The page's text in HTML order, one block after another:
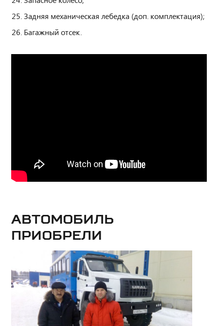
Задняя механическая лебедка (доп. комплектация);
Багажный отсек.
Автомобиль
приобрели